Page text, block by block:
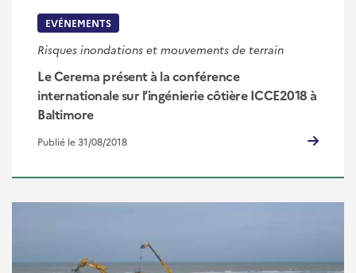
EVÉNEMENTS
Risques inondations et mouvements de terrain
Le Cerema présent à la conférence
internationale sur l’ingénierie côtière ICCE2018 à
Baltimore
Publié le 31/08/2018